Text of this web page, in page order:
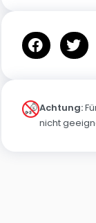
Achtung:
nicht